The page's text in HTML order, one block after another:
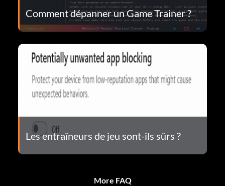
Comment dépanner un Game Trainer ?
Les entraîneurs de jeu sont-ils sûrs ?
More FAQ